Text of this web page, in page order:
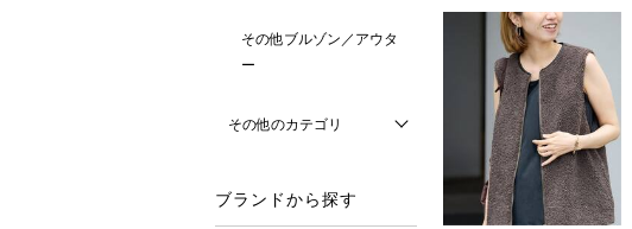
その他ブルゾン／アウタ
ー
その他のカテゴリ
ブランドから探す